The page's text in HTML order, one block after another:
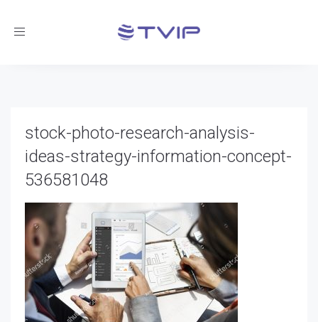
Toggle
stock-photo-research-analysis-
ideas-strategy-information-concept-
536581048